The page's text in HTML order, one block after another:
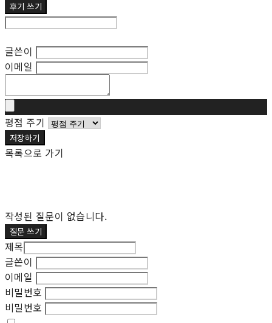
후기 쓰기
글쓴이
이메일
평점 주기
저장하기
목록으로 가기
작성된 질문이 없습니다.
질문 쓰기
제목
글쓴이
이메일
비밀번호
비밀번호